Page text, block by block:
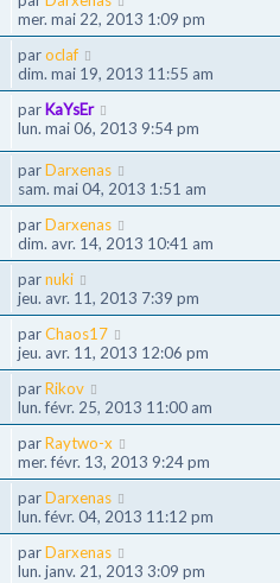
mer. mai 22, 2013 1:09 pm
paroclaf
dim. mai 19, 2013 11:55 am
parKaYsEr
lun. mai 06, 2013 9:54 pm
parDarxenas
sam. mai 04, 2013 1:51 am
parDarxenas
dim. avr. 14, 2013 10:41 am
parnuki
jeu. avr. 11, 2013 7:39 pm
parChaos17
jeu. avr. 11, 2013 12:06 pm
parRikov
lun. févr. 25, 2013 11:00 am
parRaytwo-x
mer. févr. 13, 2013 9:24 pm
parDarxenas
lun. févr. 04, 2013 11:12 pm
parDarxenas
lun. janv. 21, 2013 3:09 pm